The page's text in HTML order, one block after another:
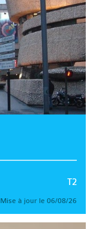
T2
Mise à jour le 06/08/26